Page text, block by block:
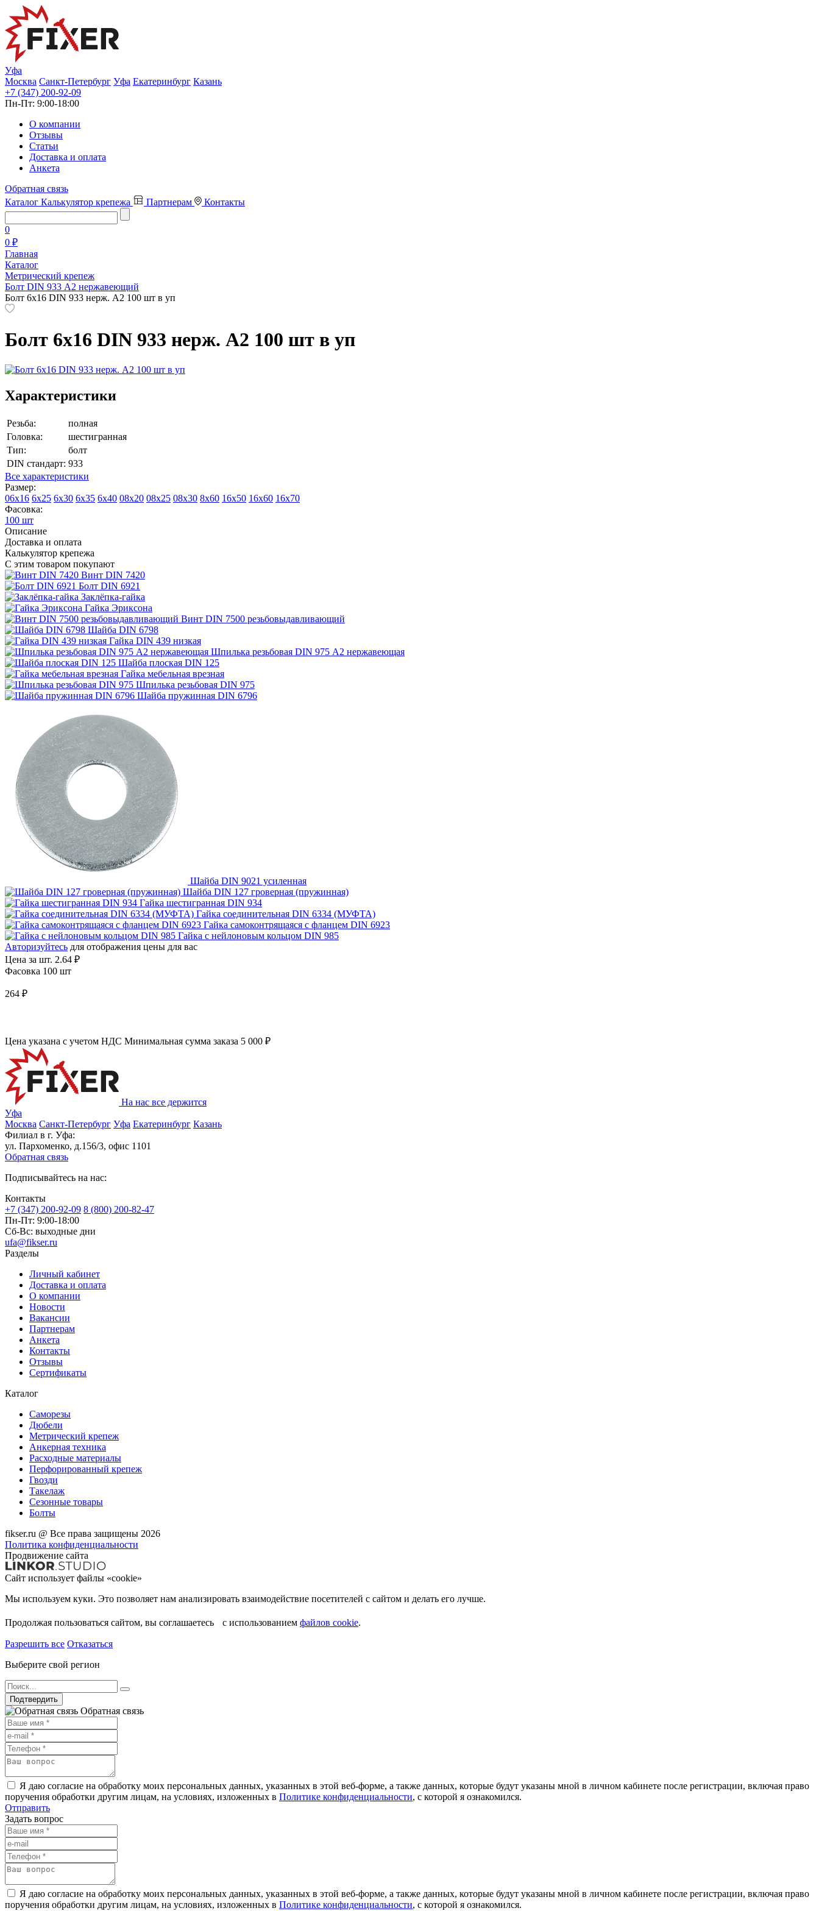
Уфа
Москва Санкт-Петербург Уфа Екатеринбург Казань
+7 (347) 200-92-09
Пн-Пт: 9:00-18:00
О компании
Отзывы
Статьи
Доставка и оплата
Анкета
Обратная связь
Каталог Калькулятор крепежа Партнерам Контакты
0
0 ₽
Главная
Каталог
Метрический крепеж
Болт DIN 933 A2 нержавеющий
Болт 6х16 DIN 933 нерж. А2 100 шт в уп
Болт 6х16 DIN 933 нерж. А2 100 шт в уп
Характеристики
Резьба:
полная
Головка:
шестигранная
Тип:
болт
DIN стандарт: 933
Все характеристики
Размер:
06х16 6х25 6х30 6х35 6х40 08х20 08х25 08х30 8х60 16х50 16х60 16х70
Фасовка:
100 шт
Описание
Доставка и оплата
Калькулятор крепежа
С этим товаром покупают
Винт DIN 7420
Болт DIN 6921
Заклёпка-гайка
Гайка Эриксона
Винт DIN 7500 резьбовыдавливающий
Шайба DIN 6798
Гайка DIN 439 низкая
Шпилька резьбовая DIN 975 A2 нержавеющая
Шайба плоская DIN 125
Гайка мебельная врезная
Шпилька резьбовая DIN 975
Шайба пружинная DIN 6796
Шайба DIN 9021 усиленная
Шайба DIN 127 гроверная (пружинная)
Гайка шестигранная DIN 934
Гайка соединительная DIN 6334 (МУФТА)
Гайка самоконтрящаяся с фланцем DIN 6923
Гайка с нейлоновым кольцом DIN 985
Авторизуйтесь для отображения цены для вас
Цена за шт. 2.64 ₽
Фасовка 100 шт
264 ₽
Цена указана с учетом НДС Минимальная сумма заказа 5 000 ₽
На нас все держится
Уфа
Москва Санкт-Петербург Уфа Екатеринбург Казань
Филиал в г. Уфа:
ул. Пархоменко, д.156/3, офис 1101
Обратная связь
Подписывайтесь на нас:
Контакты
+7 (347) 200-92-09 8 (800) 200-82-47
Пн-Пт: 9:00-18:00
Сб-Вс: выходные дни
ufa@fikser.ru
Разделы
Личный кабинет
Доставка и оплата
О компании
Новости
Вакансии
Партнерам
Анкета
Контакты
Отзывы
Сертификаты
Каталог
Саморезы
Дюбели
Метрический крепеж
Анкерная техника
Расходные материалы
Перфорированный крепеж
Гвозди
Такелаж
Сезонные товары
Болты
fikser.ru @ Все права защищены 2026
Политика конфиденциальности
Продвижение сайта
Сайт использует файлы «cookie»
Мы используем куки. Это позволяет нам анализировать взаимодействие посетителей с сайтом и делать его лучше.
Продолжая пользоваться сайтом, вы соглашаетесь с использованием файлов cookie.
Разрешить все Отказаться
Выберите свой регион
Подтвердить
Обратная связь
Я даю согласие на обработку моих персональных данных, указанных в этой веб-форме, а также данных, которые будут указаны мной в личном кабинете после регистрации, включая право
поручения обработки другим лицам, на условиях, изложенных в Политике конфиденциальности, с которой я ознакомился.
Отправить
Задать вопрос
Я даю согласие на обработку моих персональных данных, указанных в этой веб-форме, а также данных, которые будут указаны мной в личном кабинете после регистрации, включая право
поручения обработки другим лицам, на условиях, изложенных в Политике конфиденциальности, с которой я ознакомился.